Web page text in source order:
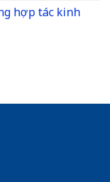
hợp tác kinh